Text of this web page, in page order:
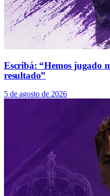
Escribá: “Hemos jugado
resultado”
5 de agosto de 2026